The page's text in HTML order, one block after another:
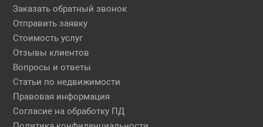
Заказать обратный звонок
Отправить заявку
Стоимость услуг
Отзывы клиентов
Вопросы и ответы
Статьи по недвижимости
Правовая информация
Согласие на обработку ПД